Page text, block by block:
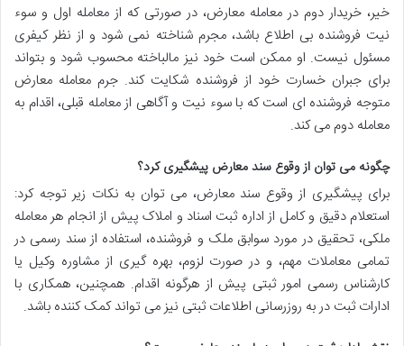
خیر، خریدار دوم در معامله معارض، در صورتی که از معامله اول و سوء
نیت فروشنده بی اطلاع باشد، مجرم شناخته نمی شود و از نظر کیفری
مسئول نیست. او ممکن است خود نیز مالباخته محسوب شود و بتواند
برای جبران خسارت خود از فروشنده شکایت کند. جرم معامله معارض
متوجه فروشنده ای است که با سوء نیت و آگاهی از معامله قبلی، اقدام به
معامله دوم می کند.
چگونه می توان از وقوع سند معارض پیشگیری کرد؟
برای پیشگیری از وقوع سند معارض، می توان به نکات زیر توجه کرد:
استعلام دقیق و کامل از اداره ثبت اسناد و املاک پیش از انجام هر معامله
ملکی، تحقیق در مورد سوابق ملک و فروشنده، استفاده از سند رسمی در
تمامی معاملات مهم، و در صورت لزوم، بهره گیری از مشاوره وکیل یا
کارشناس رسمی امور ثبتی پیش از هرگونه اقدام. همچنین، همکاری با
ادارات ثبت در به روزرسانی اطلاعات ثبتی نیز می تواند کمک کننده باشد.